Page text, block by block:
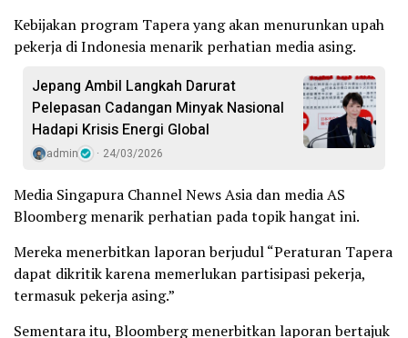
Kebijakan program Tapera yang akan menurunkan upah
pekerja di Indonesia menarik perhatian media asing.
Jepang Ambil Langkah Darurat
Pelepasan Cadangan Minyak Nasional
Hadapi Krisis Energi Global
admin 24/03/2026
Media Singapura Channel News Asia dan media AS
Bloomberg menarik perhatian pada topik hangat ini.
Mereka menerbitkan laporan berjudul “Peraturan Tapera
dapat dikritik karena memerlukan partisipasi pekerja,
termasuk pekerja asing.”
Sementara itu, Bloomberg menerbitkan laporan bertajuk